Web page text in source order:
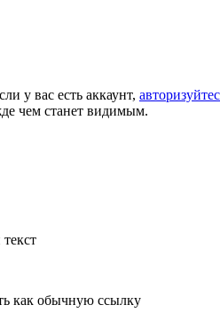
у вас есть аккаунт,
чем станет видимым.
как обычную ссылку